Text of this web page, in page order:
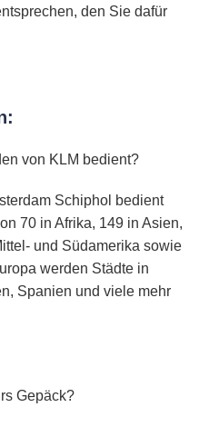
den Sie dafür
von KLM bedient?
Schiphol bedient
70 in Afrika, 149 in Asien,
und Südamerika sowie
werden Städte in
Spanien und viele mehr
Gepäck?